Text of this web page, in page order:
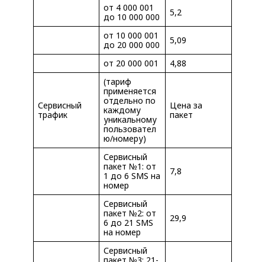
от 4 000 001
до 10 000 000
5,2
от 10 000 001
до 20 000 000
5,09
от 20 000 001 4,88
Сервисный
трафик
(тариф
применяется
отдельно по
каждому
уникальному
пользовател
ю/номеру)
Цена за
пакет
Сервисный
пакет №1: от
1 до 6 SMS на
номер
7,8
Сервисный
пакет №2: от
6 до 21 SMS
на номер
29,9
Сервисный